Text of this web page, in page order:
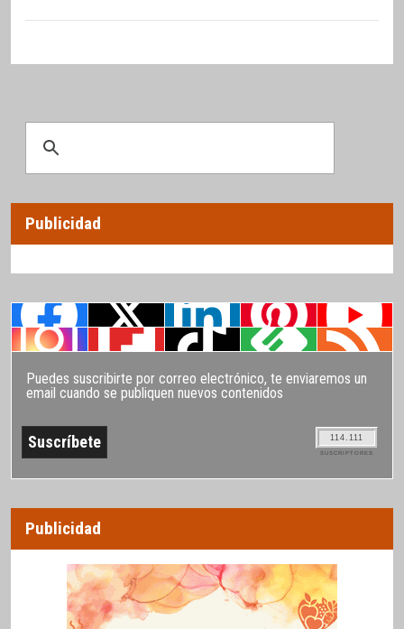
Publicidad
Puedes suscribirte por correo electrónico, te enviaremos un
email cuando se publiquen nuevos contenidos
114.111
SUSCRIPTORES
Publicidad